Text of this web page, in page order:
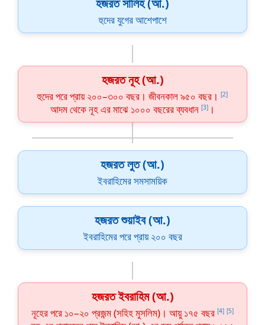
হুদের যুগের আশেপাশে
হজরত নূহ (আ.)
হুদের পরে প্রায় ২০০–৩০০ বছর। জীবনকাল ৯৫০ বছর। [2]
আদম থেকে নূহ এর মাঝে ১০০০ বছরের ব্যবধান [3] ।
হজরত লুত (আ.)
ইবরাহিমের সমসাময়িক
হজরত শুয়াইব (আ.)
ইবরাহিমের পরে প্রায় ২০০ বছর
হজরত ইবরাহিম (আ.)
নূহের পরে ১০–২০ প্রজন্ম (সহিহ মুসলিম)। আয়ু ১৭৫ বছর [4] [5]